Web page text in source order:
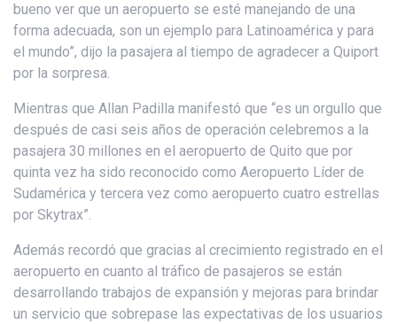
bueno ver que un aeropuerto se esté manejando de una
forma adecuada, son un ejemplo para Latinoamérica y para
el mundo”, dijo la pasajera al tiempo de agradecer a Quiport
por la sorpresa.
Mientras que Allan Padilla manifestó que “es un orgullo que
después de casi seis años de operación celebremos a la
pasajera 30 millones en el aeropuerto de Quito que por
quinta vez ha sido reconocido como Aeropuerto Líder de
Sudamérica y tercera vez como aeropuerto cuatro estrellas
por Skytrax”.
Además recordó que gracias al crecimiento registrado en el
aeropuerto en cuanto al tráfico de pasajeros se están
desarrollando trabajos de expansión y mejoras para brindar
un servicio que sobrepase las expectativas de los usuarios